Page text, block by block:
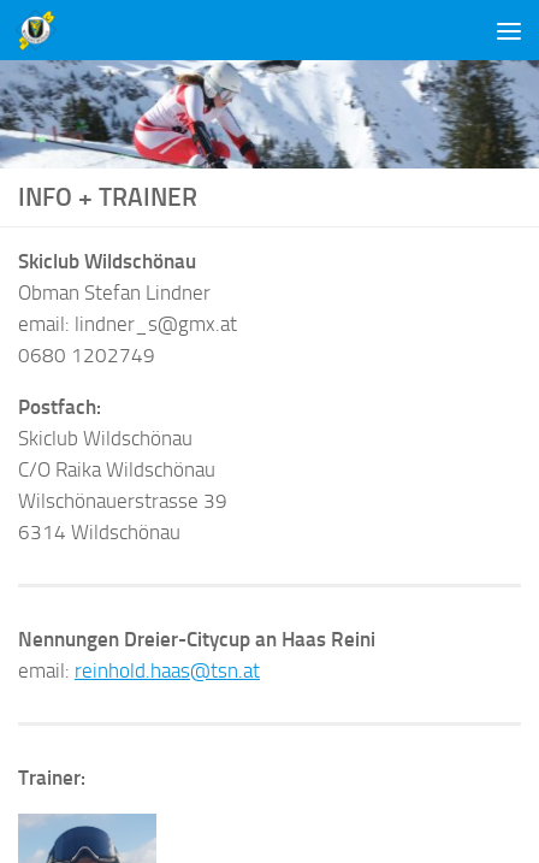
Unter dem Inhalt
INFO + TRAINER
Skiclub Wildschönau
Obman Stefan Lindner
email: lindner_s@gmx.at
0680 1202749
Postfach:
Skiclub Wildschönau
C/O Raika Wildschönau
Wilschönauerstrasse 39
6314 Wildschönau
Nennungen Dreier-Citycup an Haas Reini
email: reinhold.haas@tsn.at
Trainer: